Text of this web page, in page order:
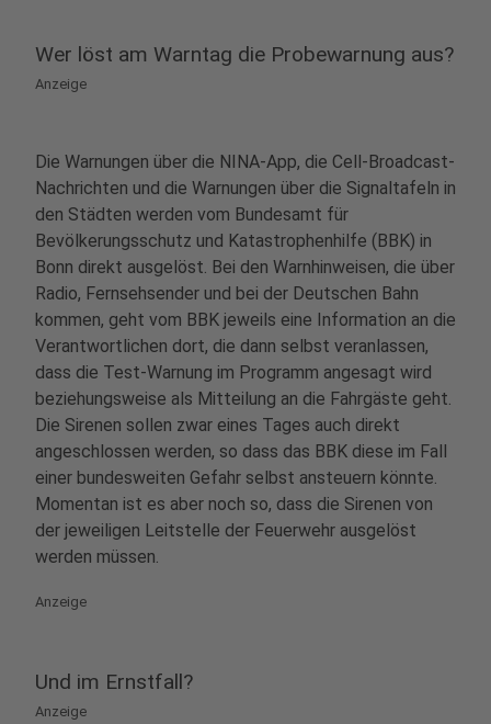
Wer löst am Warntag die Probewarnung aus?
Anzeige
Die Warnungen über die NINA-App, die Cell-Broadcast-
Nachrichten und die Warnungen über die Signaltafeln in
den Städten werden vom Bundesamt für
Bevölkerungsschutz und Katastrophenhilfe (BBK) in
Bonn direkt ausgelöst. Bei den Warnhinweisen, die über
Radio, Fernsehsender und bei der Deutschen Bahn
kommen, geht vom BBK jeweils eine Information an die
Verantwortlichen dort, die dann selbst veranlassen,
dass die Test-Warnung im Programm angesagt wird
beziehungsweise als Mitteilung an die Fahrgäste geht.
Die Sirenen sollen zwar eines Tages auch direkt
angeschlossen werden, so dass das BBK diese im Fall
einer bundesweiten Gefahr selbst ansteuern könnte.
Momentan ist es aber noch so, dass die Sirenen von
der jeweiligen Leitstelle der Feuerwehr ausgelöst
werden müssen.
Anzeige
Und im Ernstfall?
Anzeige